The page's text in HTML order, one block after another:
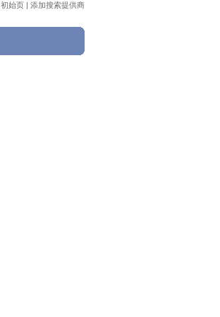
初始页 | 添加搜索提供商